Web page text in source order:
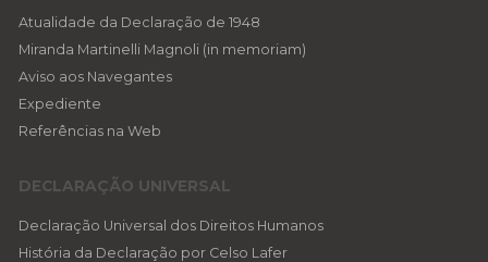
Atualidade da Declaração de 1948
Miranda Martinelli Magnoli (in memoriam)
Aviso aos Navegantes
Expediente
Referências na Web
DECLARAÇÃO UNIVERSAL
Declaração Universal dos Direitos Humanos
História da Declaração por Celso Lafer